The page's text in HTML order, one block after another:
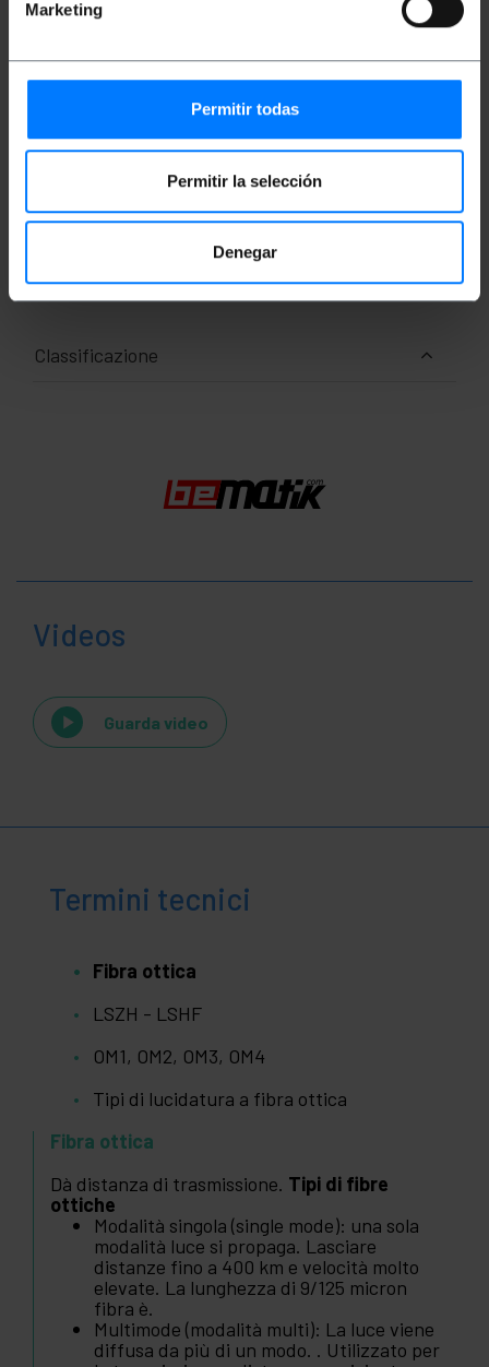
Marketing
Permitir todas
Permitir la selección
Denegar
rivestimento da 9/125 micron (µm).
Sezione totale del cavo di 2,0 mm (inclusa la
Lunghezza del cavo 0,5 m.
Misure e pesi
Peso lordo: 10 g
Dimensioni del prodotto (larghezza x
profondità x altezza): 14.0 x 14.0 x 0.7 cm
Numero di pacchi: 1
Dimensioni del pacchi: 14.0 x 14.0 x 0.7 cm
Classificazione
Videos
Guarda video
Termini tecnici
Fibra ottica
LSZH - LSHF
OM1, OM2, OM3, OM4
Tipi di lucidatura a fibra ottica
Fibra ottica
Dà distanza di trasmissione. Tipi di fibre
ottiche
Modalità singola (single mode): una sola
modalità luce si propaga. Lasciare
distanze fino a 400 km e velocità molto
elevate. La lunghezza di 9/125 micron
fibra è.
Multimode (modalità multi): La luce viene
diffusa da più di un modo. . Utilizzato per